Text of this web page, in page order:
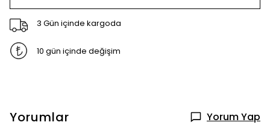
3 Gün içinde kargoda
10 gün içinde değişim
Yorumlar Yorum Yap